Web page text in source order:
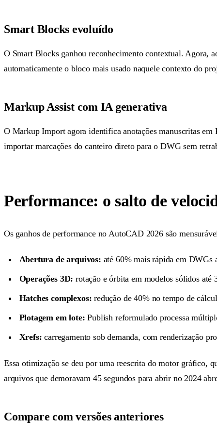
Smart Blocks evoluído
O Smart Blocks ganhou reconhecimento contextual. Agora,
automaticamente o bloco mais usado naquele contexto do
Markup Assist com IA generativa
O Markup Import agora identifica anotações manuscritas
importar marcações do canteiro direto para o DWG sem
Performance: o salto de
Os ganhos de performance no AutoCAD 2026 são
Abertura de arquivos: até 60% mais rápida em DWGs
Operações 3D: rotação e órbita em modelos sólidos até
Hatches complexos: redução de 40% no tempo de
Plotagem em lote: Publish reformulado processa
Xrefs: carregamento sob demanda, com renderização
Essa otimização se deu por uma reescrita do motor gráfico,
arquivos que demoravam 45 segundos para abrir no 2024
Compare com versões anteriores